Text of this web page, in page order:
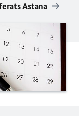
Astana